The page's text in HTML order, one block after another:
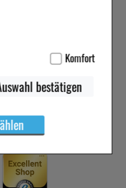
notwendig sind (z.B.
zu gestalten,
des Besuchers oder
Cookies ermöglichen
Inhalte
zu betreiben.
Komfort
bestätigen